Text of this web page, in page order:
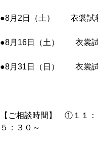
●8月2日（土） 衣裳
●8月16日（土） 衣裳試
●8月31日（日） 衣裳
【ご相談時間】 ①１
５：３０～